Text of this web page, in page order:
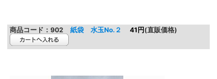
商品コード： 902 紙袋 水玉No.２ 41円(直販価格)